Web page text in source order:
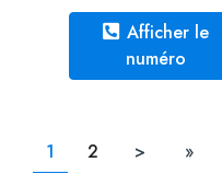
Afficher le
numéro
1 2 > »